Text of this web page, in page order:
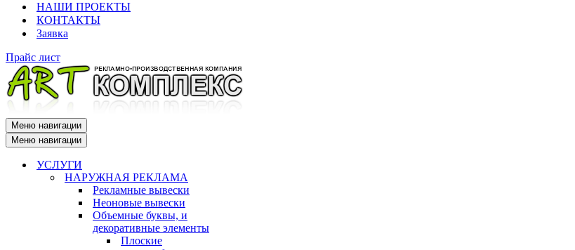
НАШИ ПРОЕКТЫ
КОНТАКТЫ
Заявка
Прайс лист
Меню навигации
Меню навигации
УСЛУГИ
НАРУЖНАЯ РЕКЛАМА
Рекламные вывески
Неоновые вывески
Объемные буквы, и
декоративные элементы
Плоские